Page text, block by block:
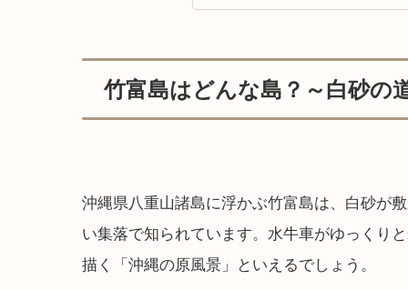
竹富島はどんな島？～白砂の
沖縄県八重山諸島に浮かぶ竹富島は、白砂が
い集落で知られています。水牛車がゆっくり
描く「沖縄の原風景」といえるでしょう。